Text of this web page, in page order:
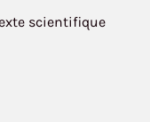
scientifique